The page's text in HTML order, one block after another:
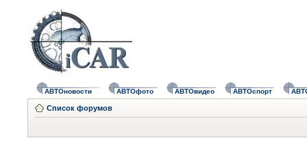
АВТОновости АВТОфото АВТОвидео АВТОспорт
Список форумов